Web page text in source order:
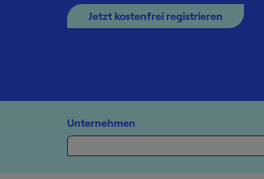
Jetzt kostenfrei registrieren
Unternehmen